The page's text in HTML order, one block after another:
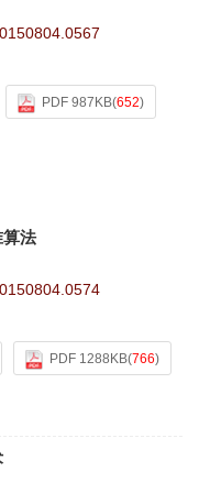
PDF 987KB(652)
法
PDF 1288KB(766)